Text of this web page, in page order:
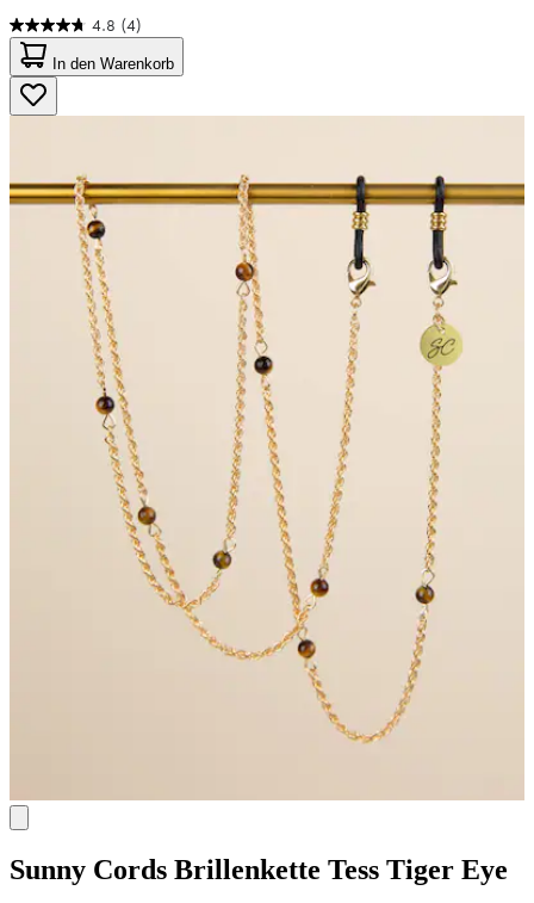
4.8 (4)
4.8
von
5
Sternen.
4
In den Warenkorb
Sunny Cords Brillenkette Tess Tiger Eye